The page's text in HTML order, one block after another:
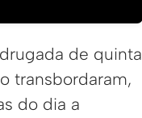
de quinta
transbordaram,
do dia a